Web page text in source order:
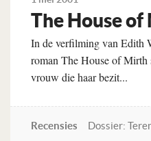
The House
In de verfilming van Edith
roman The House of Mirth
vrouw die haar bezit...
Recensies Dossier: